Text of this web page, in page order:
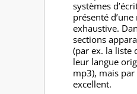
systèmes
présenté
exhaustive.
sections
(par ex. la liste
leur langue
mp3), mais
excellent.